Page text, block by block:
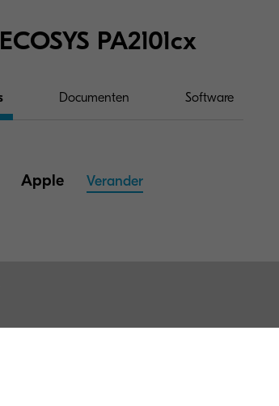
ECOSYS PA2101cx
Documenten Software
Apple Verander
DVD contents, consumable replacement
User Manuals.